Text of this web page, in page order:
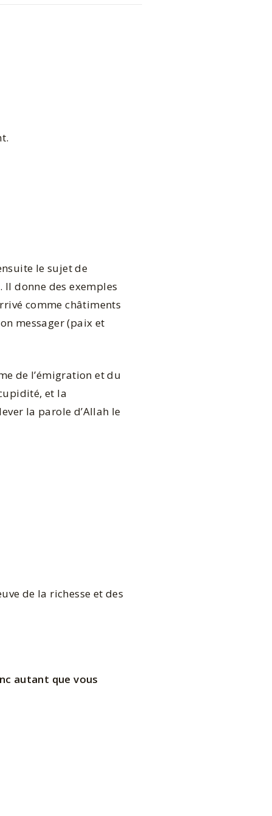
le sujet de
donne des exemples
comme châtiments
messager (paix et
de l’émigration et du
et la
la parole d’Allah le
de la richesse et des
autant que vous